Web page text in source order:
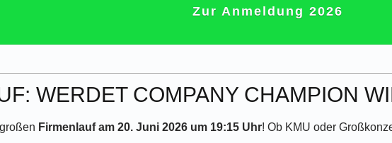
Zur Anmeldung 2026
WERDET COMPANY CHAMPION
Firmenlauf am 20. Juni 2026 um 19:15 Uhr! Ob KMU oder